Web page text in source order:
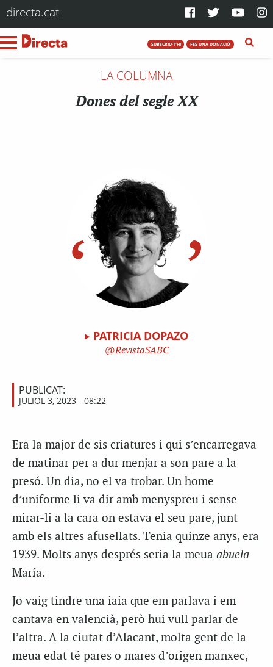
directa.cat
SUBSCRIU-T'HI FES UNA DONACIÓ
LA COLUMNA
Dones del segle XX
PATRICIA DOPAZO
RevistaSABC
PUBLICAT:
JULIOL 3, 2023 - 08:22
Era la major de sis criatures i qui s’encarregava
de matinar per a dur menjar a son pare a la
presó. Un dia, no el va trobar. Un home
d’uniforme li va dir amb menyspreu i sense
mirar-li a la cara on estava el seu pare, junt
amb els altres afusellats. Tenia quinze anys, era
1939. Molts anys després seria la meua abuela
María.
Jo vaig tindre una iaia que em parlava i em
cantava en valencià, però hui vull parlar de
l’altra. A la ciutat d’Alacant, molta gent de la
meua edat té pares o mares d’origen manxec,